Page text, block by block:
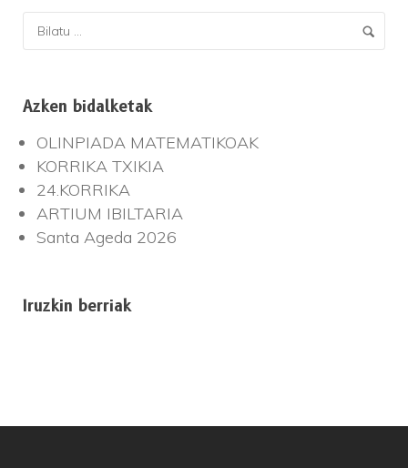
Azken bidalketak
OLINPIADA MATEMATIKOAK
KORRIKA TXIKIA
24.KORRIKA
ARTIUM IBILTARIA
Santa Ageda 2026
Iruzkin berriak